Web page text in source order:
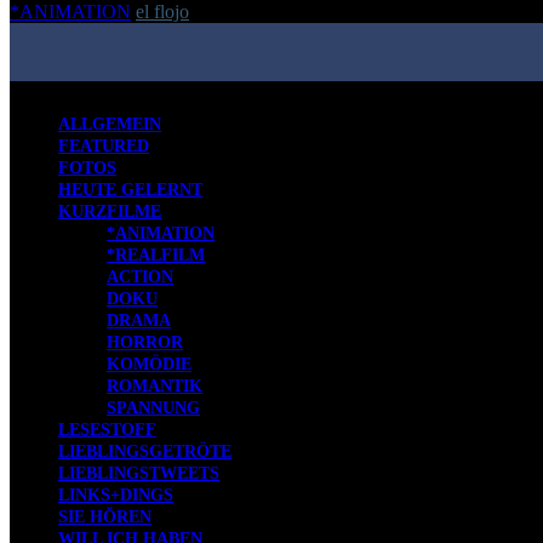
*ANIMATION el flojo
ALLGEMEIN
FEATURED
FOTOS
HEUTE GELERNT
KURZFILME
*ANIMATION
*REALFILM
ACTION
DOKU
DRAMA
HORROR
KOMÖDIE
ROMANTIK
SPANNUNG
LESESTOFF
LIEBLINGSGETRÖTE
LIEBLINGSTWEETS
LINKS+DINGS
SIE HÖREN
WILL ICH HABEN